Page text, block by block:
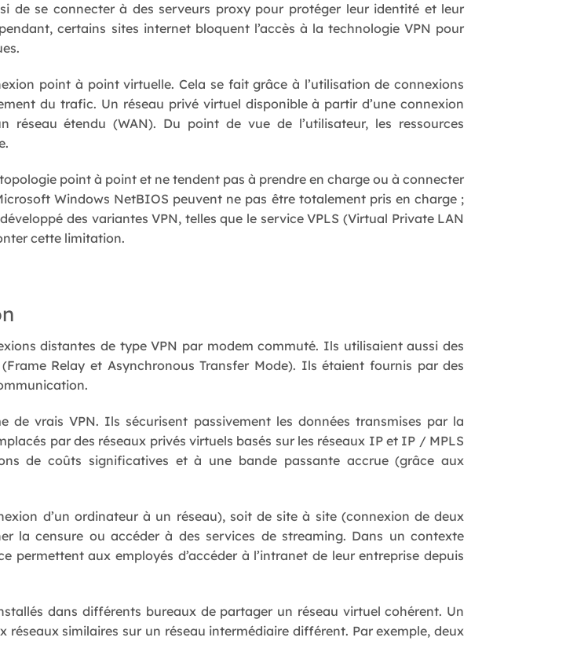
de se connecter à des serveurs proxy pour protéger leur identité et leur
certains sites internet bloquent l’accès à la technologie VPN pour
point à point virtuelle. Cela se fait grâce à l’utilisation de connexions
du trafic. Un réseau privé virtuel disponible à partir d’une connexion
étendu (WAN). Du point de vue de l’utilisateur, les ressources
point à point et ne tendent pas à prendre en charge ou à connecter
Windows NetBIOS peuvent ne pas être totalement pris en charge ;
des variantes VPN, telles que le service VPLS (Virtual Private LAN
cette limitation.
distantes de type VPN par modem commuté. Ils utilisaient aussi des
Relay et Asynchronous Transfer Mode). Ils étaient fournis par des
de vrais VPN. Ils sécurisent passivement les données transmises par la
par des réseaux privés virtuels basés sur les réseaux IP et IP / MPLS
de coûts significatives et à une bande passante accrue (grâce aux
d’un ordinateur à un réseau), soit de site à site (connexion de deux
la censure ou accéder à des services de streaming. Dans un contexte
permettent aux employés d’accéder à l’intranet de leur entreprise depuis
dans différents bureaux de partager un réseau virtuel cohérent. Un
similaires sur un réseau intermédiaire différent. Par exemple, deux